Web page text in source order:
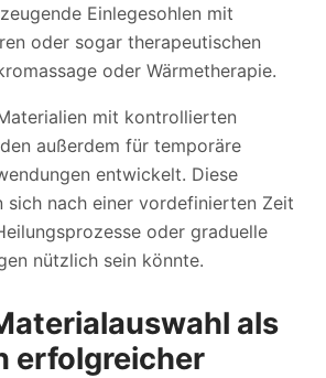
Einlegesohlen mit
oder sogar therapeutischen
oder Wärmetherapie.
mit kontrollierten
außerdem für temporäre
entwickelt. Diese
sich nach einer vordefinierten Zeit
oder graduelle
nützlich sein könnte.
als
erfolgreicher